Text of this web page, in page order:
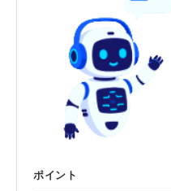
ポイント